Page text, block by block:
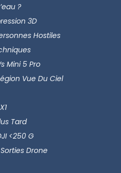
?
3D
Hostiles
Mini 5 Pro
Vue Du Ciel
Tard
<250 G
Drone